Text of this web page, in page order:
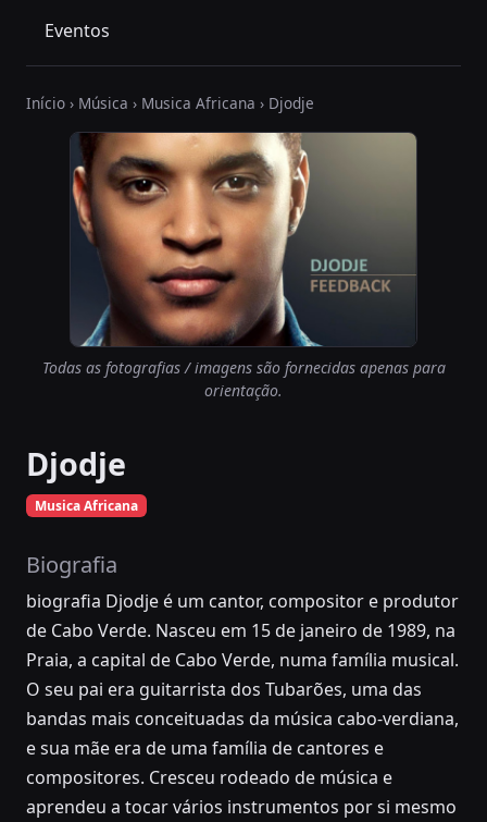
Eventos
Início › Música › Musica Africana › Djodje
Todas as fotografias / imagens são fornecidas apenas para
orientação.
Djodje
Musica Africana
Biografia
biografia Djodje é um cantor, compositor e produtor
de Cabo Verde. Nasceu em 15 de janeiro de 1989, na
Praia, a capital de Cabo Verde, numa família musical.
O seu pai era guitarrista dos Tubarões, uma das
bandas mais conceituadas da música cabo-verdiana,
e sua mãe era de uma família de cantores e
compositores. Cresceu rodeado de música e
aprendeu a tocar vários instrumentos por si mesmo